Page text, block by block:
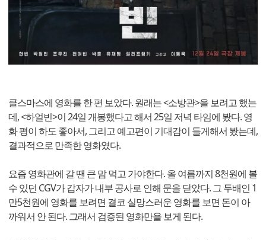
클스마스에 영화를 한 편 보았다. 원래는 <소방관>을 보려고 했는
데, <하얼빈>이 24일 개봉했다고 해서 25일 저녁 타임에 봤다. 영
화 평이 하도 좋아서, 그리고 예고편이 기대감이 들게해서 봤는데,
결과적으로 만족한 영화였다.
요즘 영화관에 갈 땐 큰 맘 먹고 가야한다. 올 여름까지 8천원에 볼
수 있던 CGV가 갑자가 내부 공사로 인해 문을 닫았다. 그 두배인 1
만5천원에 영화를 보려면 결코 실망스러운 영화를 보면 돈이 아
까워서 안 된다. 그래서 검증된 영화만을 보게 된다.